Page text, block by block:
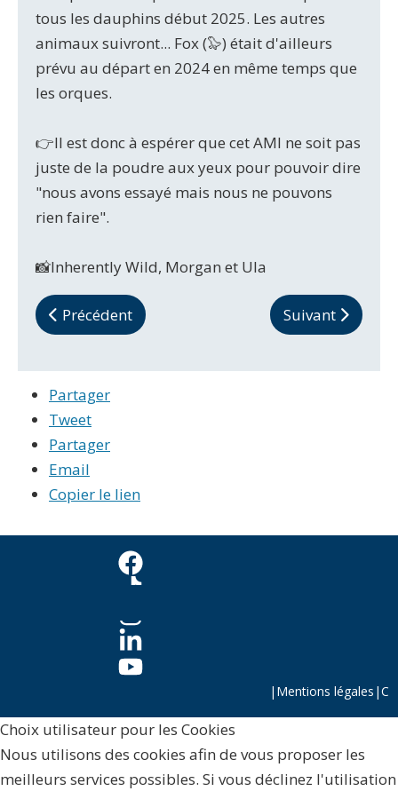
tous les dauphins début 2025. Les autres
animaux suivront... Fox (🦭) était d'ailleurs
prévu au départ en 2024 en même temps que
les orques.
👉Il est donc à espérer que cet AMI ne soit pas
juste de la poudre aux yeux pour pouvoir dire
"nous avons essayé mais nous ne pouvons
rien faire".
📸Inherently Wild, Morgan et Ula
Article précédent : Bon anniversaire Wikie
Précédent Article suivant :
Suivant
Partager
Tweet
Partager
Email
Copier le lien
| Mentions légales |C
Choix utilisateur pour les Cookies
Nous utilisons des cookies afin de vous proposer les
meilleurs services possibles. Si vous déclinez l'utilisation